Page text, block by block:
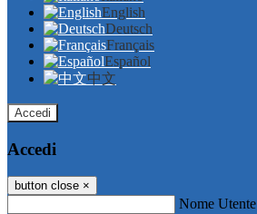
English
Deutsch
Français
Español
中文
Accedi
Accedi
button close ×
Nome Utente